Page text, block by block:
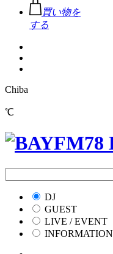
買い物を
する
Chiba
℃
DJ
GUEST
LIVE / EVENT
INFORMATION